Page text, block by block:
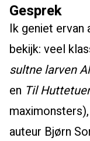
Gesprek
Ik geniet ervan
bekijk: veel
sultne larven
en Til
auteur Bjørn